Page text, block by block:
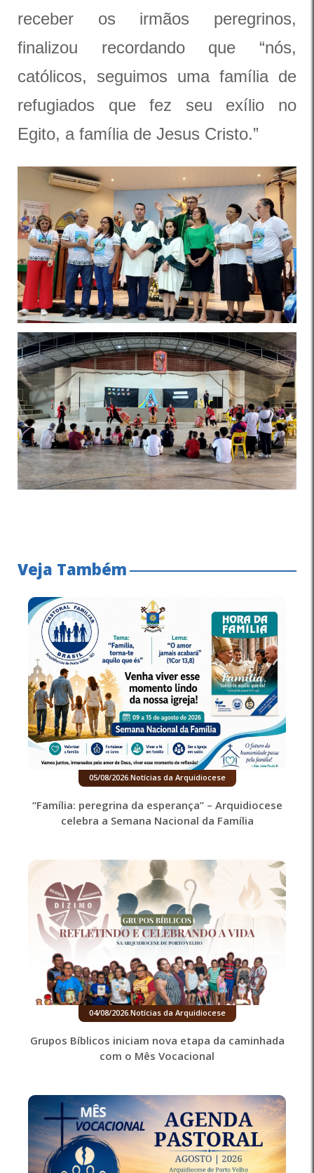
receber os irmãos peregrinos,
finalizou recordando que “nós,
católicos, seguimos uma família de
refugiados que fez seu exílio no
Egito, a família de Jesus Cristo.”
Veja Também
05/08/2026. Notícias da Arquidiocese
“Família: peregrina da esperança” – Arquidiocese
celebra a Semana Nacional da Família
04/08/2026. Notícias da Arquidiocese
Grupos Bíblicos iniciam nova etapa da caminhada
com o Mês Vocacional